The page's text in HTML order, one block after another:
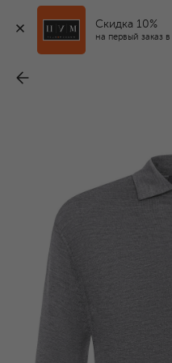
Скидка 10%
на первый заказ